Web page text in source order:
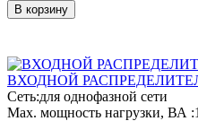
В корзину
ВХОДНОЙ
Сеть:для однофазной сети
Мах. мощность нагрузки, ВА :